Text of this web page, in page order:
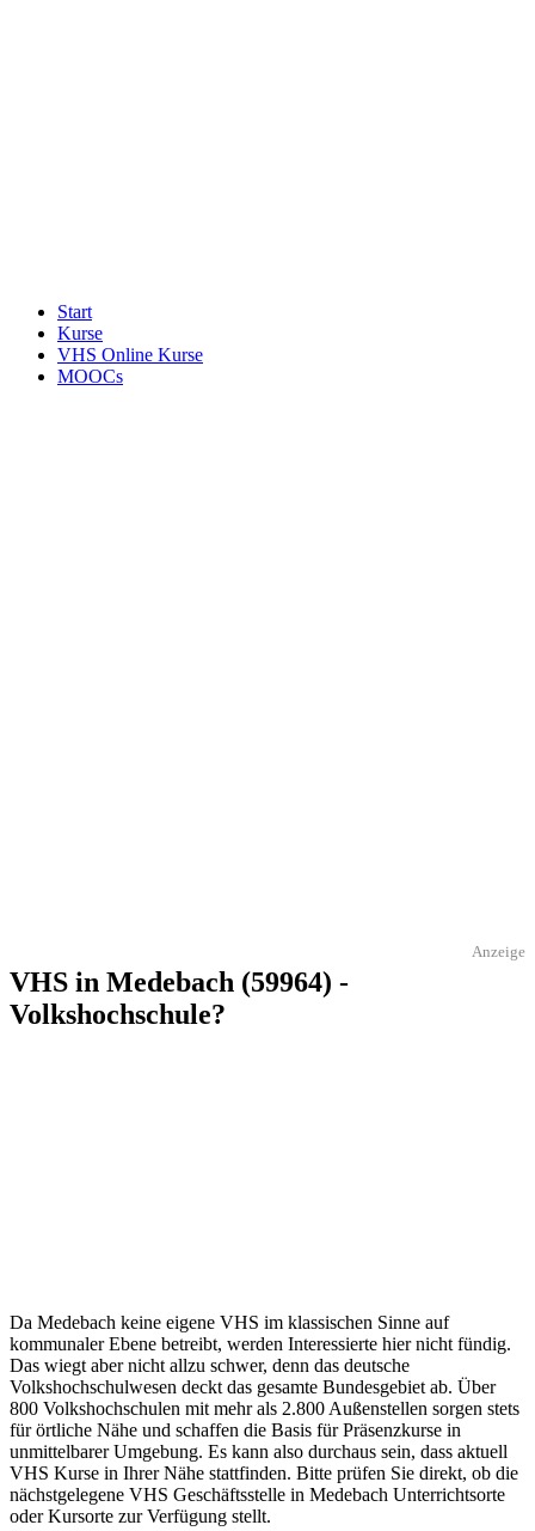
Start
Kurse
VHS Online Kurse
MOOCs
Anzeige
VHS in Medebach (59964) -
Volkshochschule?
Da Medebach keine eigene VHS im klassischen Sinne auf
kommunaler Ebene betreibt, werden Interessierte hier nicht fündig.
Das wiegt aber nicht allzu schwer, denn das deutsche
Volkshochschulwesen deckt das gesamte Bundesgebiet ab. Über
800 Volkshochschulen mit mehr als 2.800 Außenstellen sorgen stets
für örtliche Nähe und schaffen die Basis für Präsenzkurse in
unmittelbarer Umgebung. Es kann also durchaus sein, dass aktuell
VHS Kurse in Ihrer Nähe stattfinden. Bitte prüfen Sie direkt, ob die
nächstgelegene VHS Geschäftsstelle in Medebach Unterrichtsorte
oder Kursorte zur Verfügung stellt.